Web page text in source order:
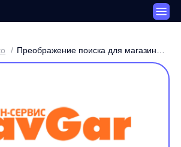
сервиса ZAVGAR с помощью UX-
улучшений